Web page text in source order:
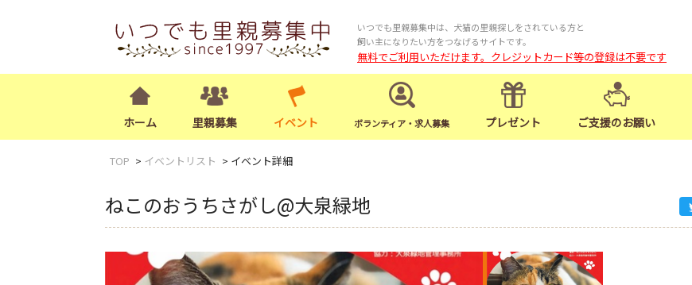
いつでも里親募集中は、犬猫の里親探しをされている方と
飼い主になりたい方をつなげるサイトです。
無料でご利用いただけます。クレジットカード等の登録は不要です
ホーム 里親募集 イベント ボランティア・求人募集 プレゼント ご支援のお願い
TOP イベントリスト イベント詳細
ねこのおうちさがし@大泉緑地